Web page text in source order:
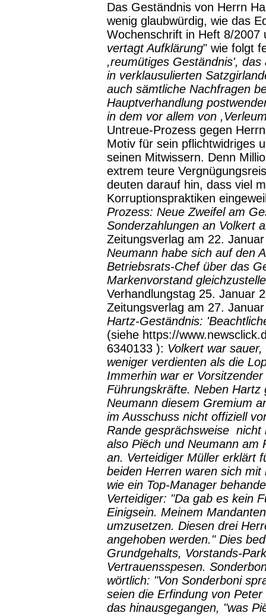
Das Geständnis von Herrn
wenig glaubwürdig, wie das
Wochenschrift in Heft 8/2007
vertagt Aufklärung" wie folgt
,reumütiges Geständnis',
in verklausulierten
auch sämtliche Nachfragen
Hauptverhandlung
in dem vor allem von
Untreue-Prozess gegen
Motiv für sein pflichtwidriges
seinen Mitwissern. Denn
extrem teure
deuten darauf hin, dass viel
Korruptionspraktiken
Prozess: Neue Zweifel am
Sonderzahlungen an Volkert
Zeitungsverlag am 22.
Neumann habe sich auf den
Betriebsrats-Chef über das
Markenvorstand
Verhandlungstag 25. Januar
Zeitungsverlag am 27.
Hartz-Geständnis:
(siehe https://
6340133 ): Volkert war
weniger verdienten als die
Immerhin war er
Führungskräfte. Neben
Neumann diesem Gremium
im Ausschuss nicht offiziell
Rande gesprächsweise
also Piëch und Neumann am
an. Verteidiger Müller erklärt
beiden Herren waren sich
wie ein Top-Manager
Verteidiger: "Da gab es kein
Einigsein. Meinem
umzusetzen. Diesen drei
angehoben werden." Dies
Grundgehalts, Vorstands-
Vertrauensspesen.
wörtlich: "Von Sonderboni
seien die Erfindung von
das hinausgegangen, "was